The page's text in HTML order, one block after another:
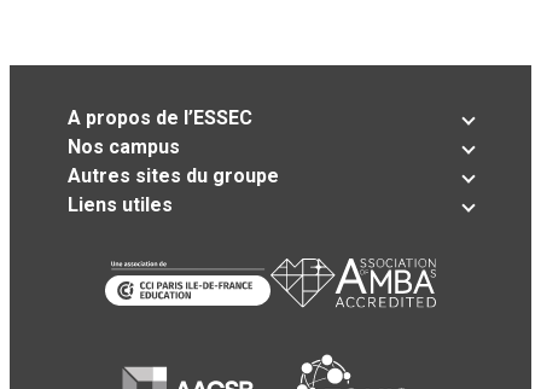
A propos de l’ESSEC
Nos campus
Autres sites du groupe
Liens utiles